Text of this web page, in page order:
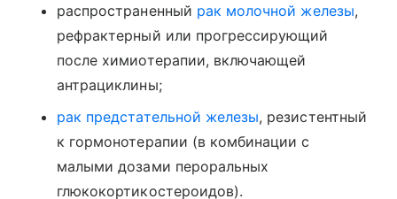
распространенный рак молочной железы,
рефрактерный или прогрессирующий
после химиотерапии, включающей
антрациклины;
рак предстательной железы, резистентный
к гормонотерапии (в комбинации с
малыми дозами пероральных
глюкокортикостероидов).